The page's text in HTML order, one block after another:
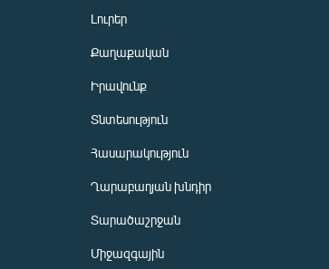
Լուրեր
Քաղաքական
Իրավունք
Տնտեսություն
Հասարակություն
Ղարաբաղյան խնդիր
Տարածաշրջան
Միջազգային